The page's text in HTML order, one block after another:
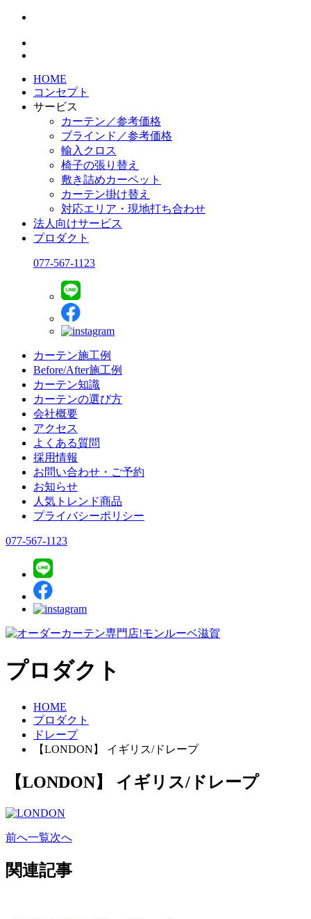
HOME
コンセプト
サービス
カーテン／参考価格
ブラインド／参考価格
輸入クロス
椅子の張り替え
敷き詰めカーペット
カーテン掛け替え
対応エリア・現地打ち合わせ
法人向けサービス
プロダクト
077-567-1123
カーテン施工例
Before/After施工例
カーテン知識
カーテンの選び方
会社概要
アクセス
よくある質問
採用情報
お問い合わせ・ご予約
お知らせ
人気トレンド商品
プライバシーポリシー
077-567-1123
プロダクト
HOME
プロダクト
ドレープ
【LONDON】 イギリス/ドレープ
【LONDON】 イギリス/ドレープ
前へ一覧次へ
関連記事